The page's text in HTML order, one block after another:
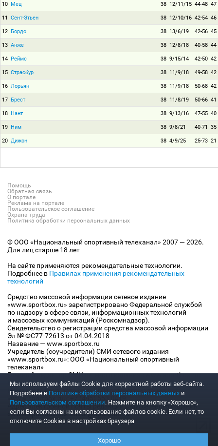
10 Мец 38 12/11/15 44-48 47
11 Сент-Этьен 38 12/10/16 42-54 46
12 Бордо 38 13/6/19 42-56 45
13 Анже 38 12/8/18 40-58 44
14 Реймс 38 9/15/14 42-50 42
15 Страсбур 38 11/9/18 49-58 42
16 Лорьян 38 11/9/18 50-68 42
17 Брест 38 11/8/19 50-66 41
18 Нант 38 9/13/16 47-55 40
19 Ним 38 9/8/21 40-71 35
20 Дижон 38 4/9/25 25-73 21
Помощь
Обратная связь
О портале
Реклама на портале
Пользовательское соглашение
Охрана труда
Политика обработки персональных данных
© ООО «Национальный спортивный телеканал» 2007 — 2026.
Для лиц старше 18 лет
На сайте применяются рекомендательные технологии.
Подробнее в Правилах применения рекомендательных
технологий
Средство массовой информации сетевое издание
«www.sportbox.ru» зарегистрировано Федеральной службой
по надзору в сфере связи, информационных технологий
и массовых коммуникаций (Роскомнадзор).
Свидетельство о регистрации средства массовой информации
Эл № ФС77-72613 от 04.04.2018
Название — www.sportbox.ru
Учредитель (соучредители) СМИ сетевого издания
«www.sportbox.ru»: ООО «Национальный спортивный
телеканал»
Главный редактор СМИ сетевого издания «www.sportbox.ru»:
Конов В.А.
Номер телефона редакции СМИ сетевого издания
«www.sportbox.ru»: +7 (495) 653 8419
Адрес электронной почты редакции СМИ сетевого издания
«www.sportbox.ru»: editor@sportbox.ru
Мы используем файлы Сookie для корректной работы веб-сайта.
Подробнее в Политике обработки персональных данных и
Пользовательском соглашении. Нажмите на кнопку «Хорошо»,
если Вы согласны на использование файлов cookie. Если нет, то
отключите Cookies в настройках браузера
Хорошо